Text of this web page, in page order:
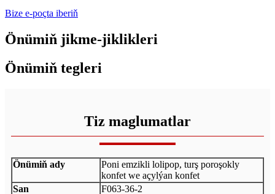
Bize e-poçta iberiň
Önümiň jikme-jiklikleri
Önümiň tegleri
Tiz maglumatlar
Önümiň ady
Poni emzikli lolipop, turş poroşokly
konfet we açylýan konfet
San
F063-36-2